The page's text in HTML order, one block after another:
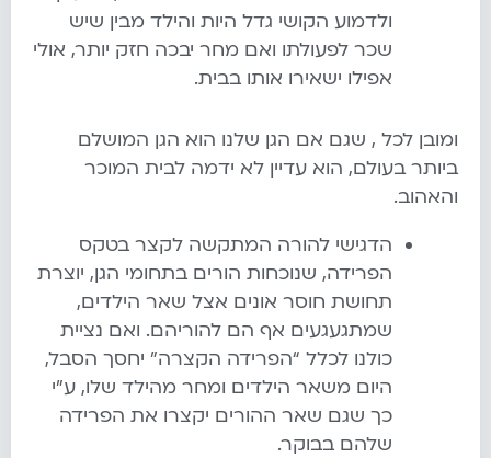
ולדמוע הקושי גדל היות והילד מבין שיש
שכר לפעולתו ואם מחר יבכה חזק יותר, אולי
אפילו ישאירו אותו בבית.
ומובן לכל , שגם אם הגן שלנו הוא הגן המושלם
ביותר בעולם, הוא עדיין לא ידמה לבית המוכר
והאהוב.
הדגישי להורה המתקשה לקצר בטקס
הפרידה, שנוכחות הורים בתחומי הגן, יוצרת
תחושת חוסר אונים אצל שאר הילדים,
שמתגעגעים אף הם להוריהם. ואם נציית
כולנו לכלל “הפרידה הקצרה” יחסך הסבל,
היום משאר הילדים ומחר מהילד שלו, ע”י
כך שגם שאר ההורים יקצרו את הפרידה
שלהם בבוקר.